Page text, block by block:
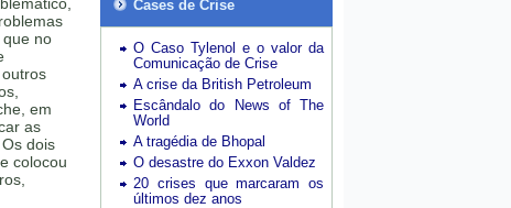
no
em
as
dois
colocou
Cases de Crise
O Caso Tylenol e o valor da
Comunicação de Crise
A crise da British Petroleum
Escândalo do News of The
World
A tragédia de Bhopal
O desastre do Exxon Valdez
20 crises que marcaram os
últimos dez anos